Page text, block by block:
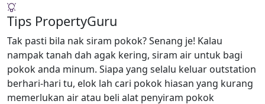
Tips PropertyGuru
Tak pasti bila nak siram pokok? Senang je! Kalau
nampak tanah dah agak kering, siram air untuk bagi
pokok anda minum. Siapa yang selalu keluar outstation
berhari-hari tu, elok lah cari pokok hiasan yang kurang
memerlukan air atau beli alat penyiram pokok